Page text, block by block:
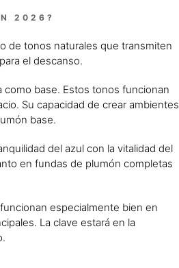
2026?
de tonos naturales que transmiten
el descanso.
base. Estos tonos funcionan
Su capacidad de crear ambientes
base.
del azul con la vitalidad del
en fundas de plumón completas
especialmente bien en
La clave estará en la